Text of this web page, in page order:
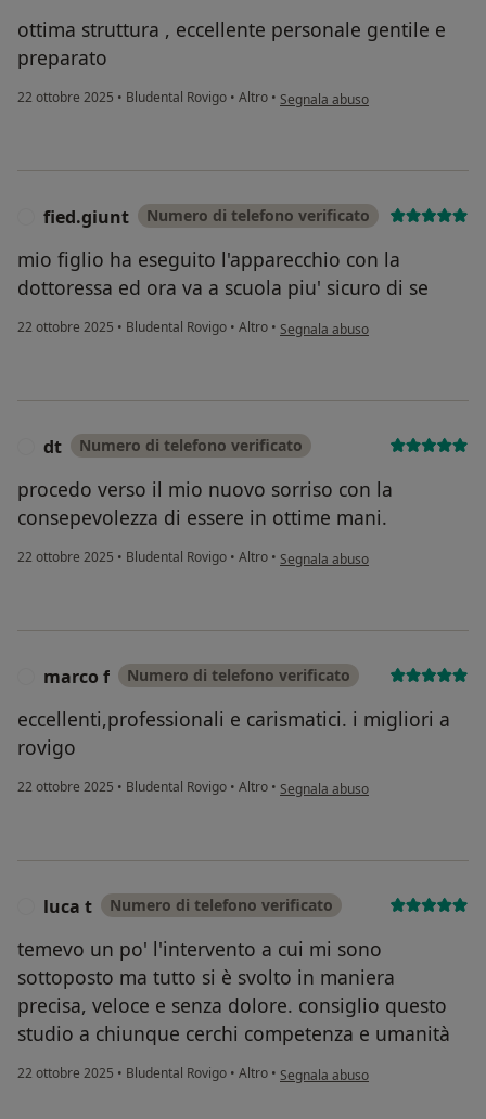
ottima struttura , eccellente personale gentile e
preparato
22 ottobre 2025 • Bludental Rovigo • Altro • secondo l'opinione dell'utente
Segnala abuso
fied.giunt Numero di telefono verificato
mio figlio ha eseguito l'apparecchio con la
dottoressa ed ora va a scuola piu' sicuro di se
22 ottobre 2025 • Bludental Rovigo • Altro • secondo l'opinione dell'utente
Segnala abuso
dt Numero di telefono verificato
procedo verso il mio nuovo sorriso con la
consepevolezza di essere in ottime mani.
22 ottobre 2025 • Bludental Rovigo • Altro • secondo l'opinione dell'utente dt
Segnala abuso
marco f Numero di telefono verificato
eccellenti,professionali e carismatici. i migliori a
rovigo
22 ottobre 2025 • Bludental Rovigo • Altro • secondo l'opinione dell'utente
Segnala abuso
luca t Numero di telefono verificato
temevo un po' l'intervento a cui mi sono
sottoposto ma tutto si è svolto in maniera
precisa, veloce e senza dolore. consiglio questo
studio a chiunque cerchi competenza e umanità
22 ottobre 2025 • Bludental Rovigo • Altro • secondo l'opinione dell'utente
Segnala abuso